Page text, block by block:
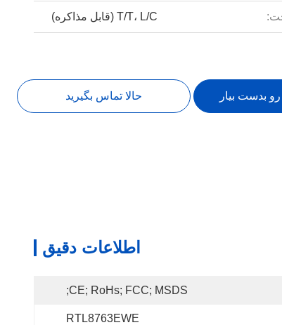
T/T، L/C (قابل مذاکره)
بدست بیار حالا تماس بگیرید
اطلاعات دقیق
CE; RoHs; FCC; MSDS;
RTL8763EWE